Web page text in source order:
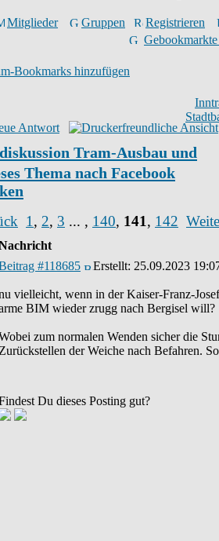
Mitglieder Gruppen
Registrieren
Bookmarks hinzufügen
Tram-Ausbau und
1 , 2, 3 ... , 140, 141, 142
#118685 Erstellt: 25.09.2023
vielleicht, wenn in der Kaiser-Franz-
BIM wieder zrugg nach Bergisel will?
zum normalen Wenden sicher die
Zurückstellen der Weiche nach Befahren.
Du dieses Posting gut?